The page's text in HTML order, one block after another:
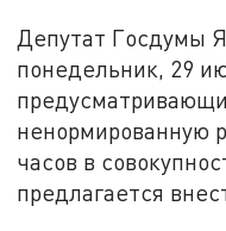
Депутат Госдумы
понедельник, 29
ненормированную
часов в
предлагается